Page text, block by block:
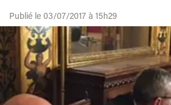
Publié le 03/07/2017 à 15h29